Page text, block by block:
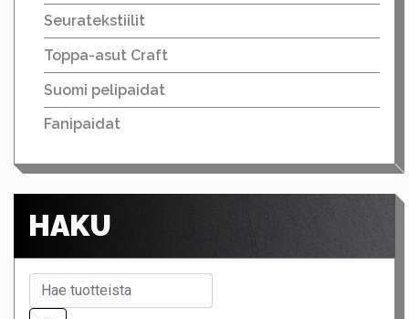
Seuratekstiilit
Toppa-asut Craft
Suomi pelipaidat
Fanipaidat
HAKU